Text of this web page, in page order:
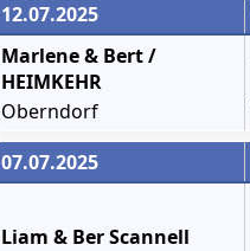
12.07.2025
Marlene & Bert /
HEIMKEHR
Oberndorf
07.07.2025
Liam & Ber Scannell